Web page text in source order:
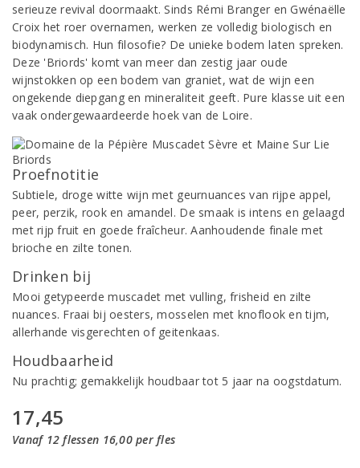
serieuze revival doormaakt. Sinds Rémi Branger en Gwénaëlle
Croix het roer overnamen, werken ze volledig biologisch en
biodynamisch. Hun filosofie? De unieke bodem laten spreken.
Deze 'Briords' komt van meer dan zestig jaar oude
wijnstokken op een bodem van graniet, wat de wijn een
ongekende diepgang en mineraliteit geeft. Pure klasse uit een
vaak ondergewaardeerde hoek van de Loire.
Proefnotitie
Subtiele, droge witte wijn met geurnuances van rijpe appel,
peer, perzik, rook en amandel. De smaak is intens en gelaagd
met rijp fruit en goede fraîcheur. Aanhoudende finale met
brioche en zilte tonen.
Drinken bij
Mooi getypeerde muscadet met vulling, frisheid en zilte
nuances. Fraai bij oesters, mosselen met knoflook en tijm,
allerhande visgerechten of geitenkaas.
Houdbaarheid
Nu prachtig; gemakkelijk houdbaar tot 5 jaar na oogstdatum.
17,45
Vanaf 12 flessen 16,00 per fles